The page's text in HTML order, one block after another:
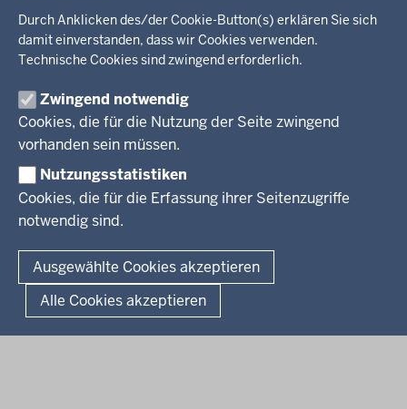
Durch Anklicken des/der Cookie-Button(s) erklären Sie sich
damit einverstanden, dass wir Cookies verwenden.
Technische Cookies sind zwingend erforderlich.
Zwingend notwendig
Cookies, die für die Nutzung der Seite zwingend
vorhanden sein müssen.
Nutzungsstatistiken
Cookies, die für die Erfassung ihrer Seitenzugriffe
notwendig sind.
Ausgewählte Cookies akzeptieren
Alle Cookies akzeptieren
Recht, Ordnung
Integration, Migration
Regierungsbezirk
KARRIERE
Stellenausschreibungen
Pressestelle
Social Media
BEKANNTMACHUNGEN
Amtsblatt
© 2026 Bezirksregierung Arnsberg
Fußzeile
Impressum Datenschutz Barrierefreiheit
Kurzlink zu dieser Seite